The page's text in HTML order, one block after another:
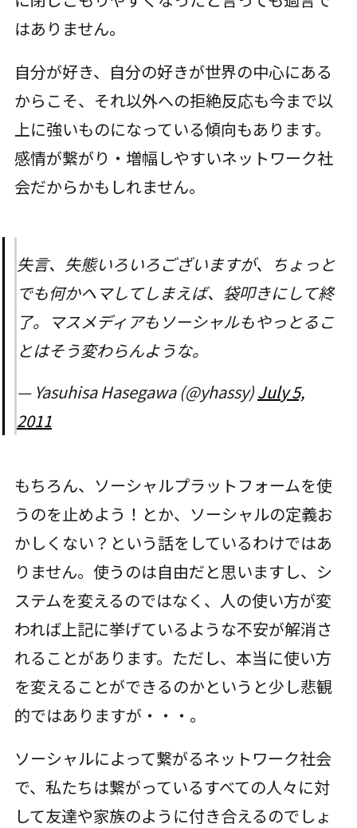
はありません。
自分が好き、自分の好きが世界の中心にある
からこそ、それ以外への拒絶反応も今まで以
上に強いものになっている傾向もあります。
感情が繋がり・増幅しやすいネットワーク社
会だからかもしれません。
失言、失態いろいろございますが、ちょっと
でも何かヘマしてしまえば、袋叩きにして終
了。マスメディアもソーシャルもやっとるこ
とはそう変わらんような。
— Yasuhisa Hasegawa (@yhassy)July 5,
2011
もちろん、ソーシャルプラットフォームを使
うのを止めよう！とか、ソーシャルの定義お
かしくない？という話をしているわけではあ
りません。使うのは自由だと思いますし、シ
ステムを変えるのではなく、人の使い方が変
われば上記に挙げているような不安が解消さ
れることがあります。ただし、本当に使い方
を変えることができるのかというと少し悲観
的ではありますが・・・。
ソーシャルによって繋がるネットワーク社会
で、私たちは繋がっているすべての人々に対
して友達や家族のように付き合えるのでしょ